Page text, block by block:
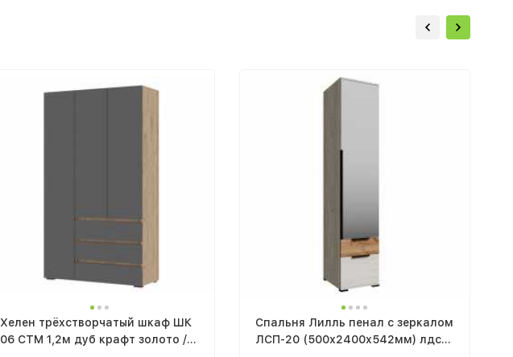
Хелен трёхстворчатый шкаф ШК
06 СТМ 1,2м дуб крафт золото /
Спальня Лилль пенал с зеркалом
ЛСП-20 (500х2400х542мм) лдсп